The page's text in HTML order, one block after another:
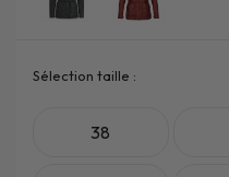
Sélection taille :
38